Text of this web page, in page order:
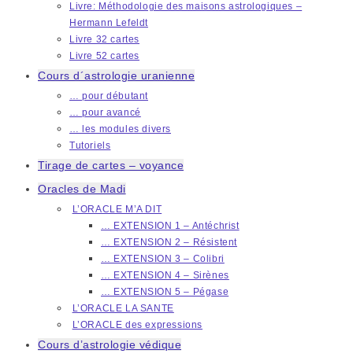
Livre: Méthodologie des maisons astrologiques –
Hermann Lefeldt
Livre 32 cartes
Livre 52 cartes
Cours d´astrologie uranienne
… pour débutant
… pour avancé
… les modules divers
Tutoriels
Tirage de cartes – voyance
Oracles de Madi
L’ORACLE M’A DIT
… EXTENSION 1 – Antéchrist
… EXTENSION 2 – Résistent
… EXTENSION 3 – Colibri
… EXTENSION 4 – Sirènes
… EXTENSION 5 – Pégase
L’ORACLE LA SANTE
L’ORACLE des expressions
Cours d’astrologie védique